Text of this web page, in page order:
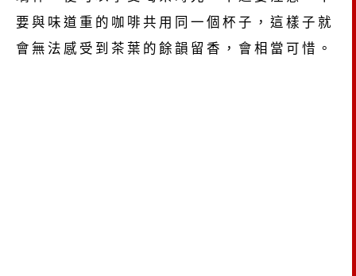
要與味道重的咖啡共用同一個杯子，這樣子就
會無法感受到茶葉的餘韻留香，會相當可惜。